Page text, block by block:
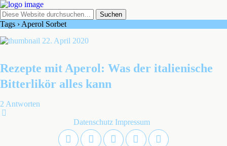
Tags › Aperol Sorbet
22. April 2020
Rezepte mit Aperol: Was der italienische
Bitterlikör alles kann
2 Antworten
Datenschutz Impressum